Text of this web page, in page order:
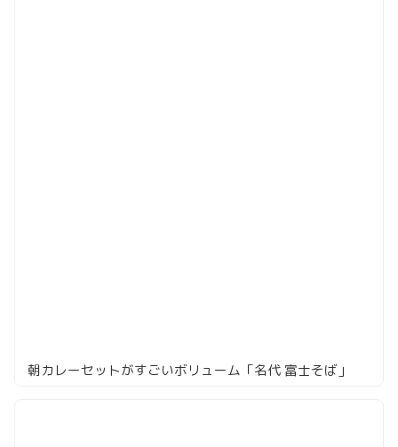
朝カレーセットがすごいボリューム「名代 富士そば」